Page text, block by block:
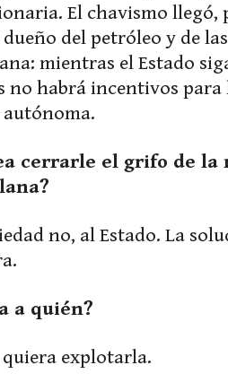
El chavismo llegó,
del petróleo y de
mientras el Estado
no habrá incentivos
cerrarle el grifo de la
no, al Estado. La
a quién?
explotarla.